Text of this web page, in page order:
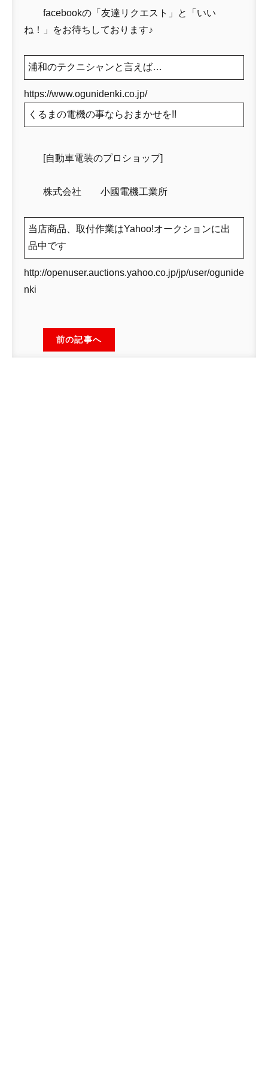
facebookの「友達リクエスト」と「いい
ね！」をお待ちしております♪
浦和のテクニシャンと言えば…
https://www.ogunidenki.co.jp/
くるまの電機の事ならおまかせを!!
[自動車電装のプロショップ]
株式会社 小國電機工業所
当店商品、取付作業はYahoo!オークションに出
品中です
http://openuser.auctions.yahoo.co.jp/jp/user/ogunide
nki
前の記事へ